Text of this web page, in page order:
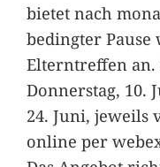
bietet nach
bedingter
Elterntreffen an.
Donnerstag, 10.
24. Juni, jeweils
online per